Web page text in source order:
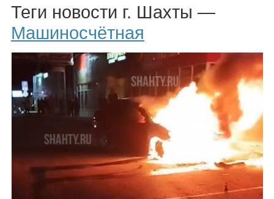
Афиша
Объявления
Каталог
Теги новости г. Шахты —
Машиносчётная